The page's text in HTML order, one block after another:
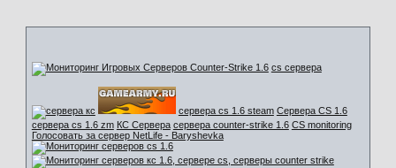
cs сервера
сервера cs 1.6 steam Сервера CS 1.6
сервера cs 1.6 zm КС Сервера сервера counter-strike 1.6 CS monitoring
Голосовать за сервер NetLife - Baryshevka